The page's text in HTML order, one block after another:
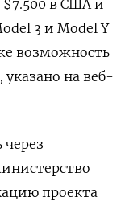
$7.500 в США и
3 и Model Y
возможность
указано на веб-
проекта